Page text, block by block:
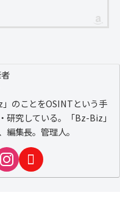
のことをOSINTという手
研究している。「Bz-Biz」
編集長。管理人。